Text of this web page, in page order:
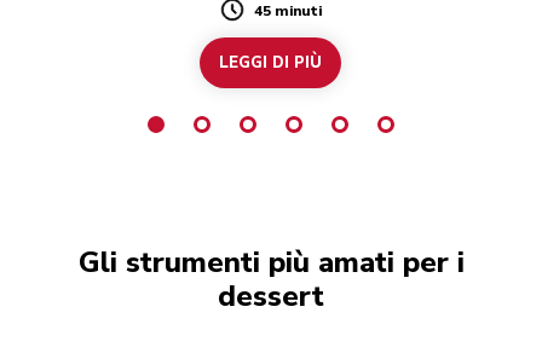
Duration
45 minuti
LEGGI DI PIÙ
Gli strumenti più amati per i
dessert